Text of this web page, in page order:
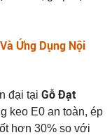
Ứng Dụng Nội
đại tại Gỗ Đạt
keo E0 an toàn, ép
hơn 30% so với